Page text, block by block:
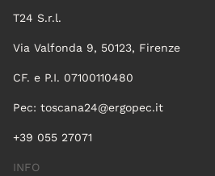
T24 S.r.l.
Via Valfonda 9, 50123, Firenze
CF. e P.I. 07100110480
Pec: toscana24@ergopec.it
+39 055 27071
INFO